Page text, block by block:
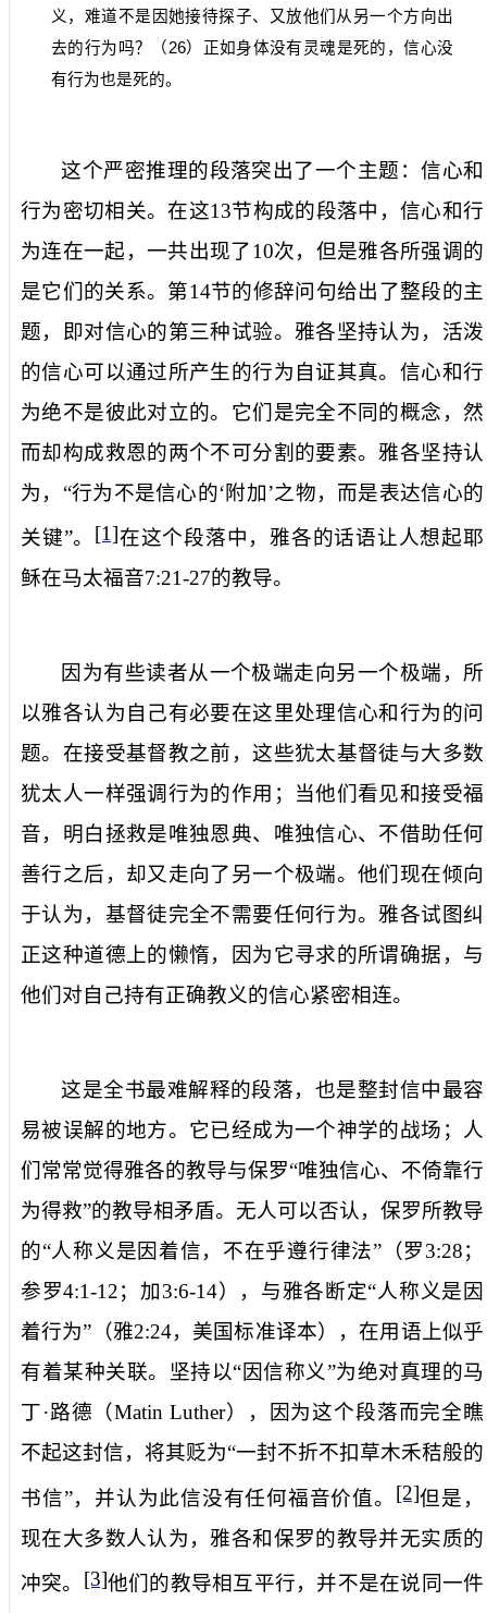
义，难道不是因她接待探子、又放他们从另一个方向出
去的行为吗？（ 26）正如身体没有灵魂是死的，信心没
有行为也是死的。
这个严密推理的段落突出了一个主题：信心和
行为密切相关。在这13节构成的段落中，信心和行
为连在一起，一共出现了10次，但是雅各所强调的
是它们的关系。第14节的修辞问句给出了整段的主
题，即对信心的第三种试验。雅各坚持认为，活泼
的信心可以通过所产生的行为自证其真。信心和行
为绝不是彼此对立的。它们是完全不同的概念，然
而却构成救恩的两个不可分割的要素。雅各坚持认
为，“行为不是信心的‘附加’之物，而是表达信心的
关键”。 [1]在这个段落中，雅各的话语让人想起耶
稣在马太福音7:21-27的教导。
因为有些读者从一个极端走向另一个极端，所
以雅各认为自己有必要在这里处理信心和行为的问
题。在接受基督教之前，这些犹太基督徒与大多数
犹太人一样强调行为的作用；当他们看见和接受福
音，明白拯救是唯独恩典、唯独信心、不借助任何
善行之后，却又走向了另一个极端。他们现在倾向
于认为，基督徒完全不需要任何行为。雅各试图纠
正这种道德上的懒惰，因为它寻求的所谓确据，与
他们对自己持有正确教义的信心紧密相连。
这是全书最难解释的段落，也是整封信中最容
易被误解的地方。它已经成为一个神学的战场；人
们常常觉得雅各的教导与保罗“唯独信心、不倚靠行
为得救”的教导相矛盾。无人可以否认，保罗所教导
的“人称义是因着信，不在乎遵行律法”（罗3:28；
参罗4:1-12；加3:6-14），与雅各断定“人称义是因
着行为”（雅2:24，美国标准译本），在用语上似乎
有着某种关联。坚持以“因信称义”为绝对真理的马
丁·路德（Matin Luther），因为这个段落而完全瞧
不起这封信，将其贬为“一封不折不扣草木禾秸般的
书信”，并认为此信没有任何福音价值。 [2]但是，
现在大多数人认为，雅各和保罗的教导并无实质的
冲突。 [3]他们的教导相互平行，并不是在说同一件